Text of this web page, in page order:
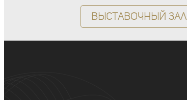
Выставочный зал